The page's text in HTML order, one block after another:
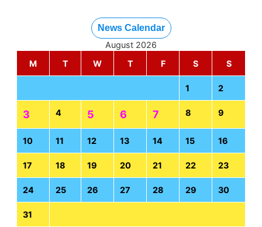
News Calendar
August 2026
M
T W T F S S
1 2
3 4 5 6 7 8 9
10 11 12 13 14 15 16
17 18 19 20 21 22 23
24 25 26 27 28 29 30
31